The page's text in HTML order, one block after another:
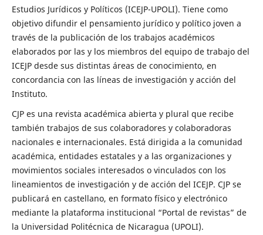
Estudios Jurídicos y Políticos (ICEJP-UPOLI). Tiene como
objetivo difundir el pensamiento jurídico y político joven a
través de la publicación de los trabajos académicos
elaborados por las y los miembros del equipo de trabajo del
ICEJP desde sus distintas áreas de conocimiento, en
concordancia con las líneas de investigación y acción del
Instituto.
CJP es una revista académica abierta y plural que recibe
también trabajos de sus colaboradores y colaboradoras
nacionales e internacionales. Está dirigida a la comunidad
académica, entidades estatales y a las organizaciones y
movimientos sociales interesados o vinculados con los
lineamientos de investigación y de acción del ICEJP. CJP se
publicará en castellano, en formato físico y electrónico
mediante la plataforma institucional “Portal de revistas” de
la Universidad Politécnica de Nicaragua (UPOLI).